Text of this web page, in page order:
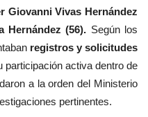
Giovanni Vivas Hernández
Hernández (56). Según los
registros y solicitudes
participación activa dentro de
a la orden del Ministerio
pertinentes.